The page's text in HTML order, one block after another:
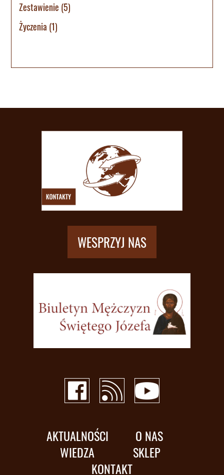
Zestawienie (5)
Życzenia (1)
WESPRZYJ NAS
AKTUALNOŚCI
O NAS
WIEDZA
SKLEP
KONTAKT